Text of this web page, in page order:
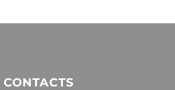
CONTACTS